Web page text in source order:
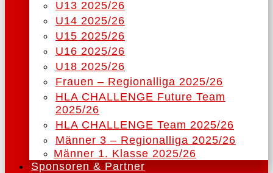
U13 2025/26
U14 2025/26
U15 2025/26
U16 2025/26
U18 2025/26
Frauen – Regionalliga 2025/26
HLA CHALLENGE Future Team
2025/26
HLA CHALLENGE Team 2025/26
Männer 3 – Regionalliga 2025/26
Männer 1. Klasse 2025/26
Sponsoren & Partner